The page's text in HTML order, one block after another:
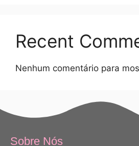
Recent
Nenhum comentário para
Sobre Nós